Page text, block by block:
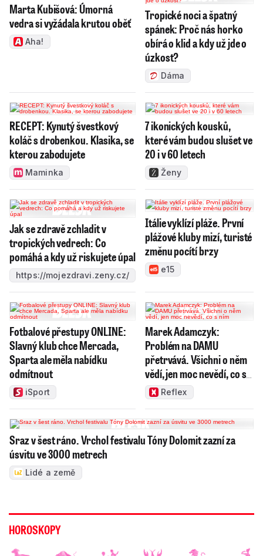
Marta Kubišová: Úmorná
vedra si vyžádala krutou oběť
Aha!
Tropické noci a špatný
spánek: Proč nás horko
obírá o klid a kdy už jde o
úzkost?
Dáma
RECEPT: Kynutý švestkový
koláč s drobenkou. Klasika, se
kterou zabodujete
Maminka
7 ikonických kousků,
které vám budou slušet ve
20 i v 60 letech
Ženy
Jak se zdravě zchladit v
tropických vedrech: Co
pomáhá a kdy už riskujete úpal
https://mojezdravi.zeny.cz/
Itálie vyklízí pláže. První
plážové kluby mizí, turisté
změnu pocítí brzy
e15
Fotbalové přestupy ONLINE:
Slavný klub chce Mercada,
Sparta ale měla nabídku
odmítnout
iSport
Marek Adamczyk:
Problém na DAMU
přetrvává. Všichni o něm
vědí, jen moc nevědí, co s
nímReflex
Sraz v šest ráno. Vrchol festivalu Tóny Dolomit zazní za
úsvitu ve 3000 metrech
Lidé a země
HOROSKOPY